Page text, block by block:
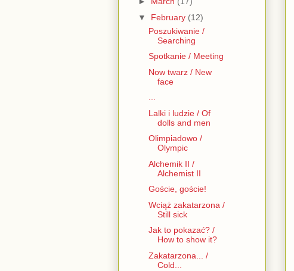
▼ February (12)
Poszukiwanie /
Searching
Spotkanie / Meeting
Now twarz / New
face
Lalki i ludzie / Of
dolls and men
Olimpiadowo /
Olympic
Alchemik II /
Alchemist II
Goście, goście!
Wciąż zakatarzona /
Still sick
Jak to pokazać? /
How to show it?
Zakatarzona... /
Cold...